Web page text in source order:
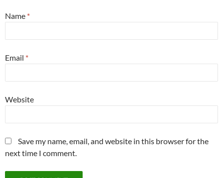
Name *
Email *
Website
Save my name, email, and website in this browser for the
next time I comment.